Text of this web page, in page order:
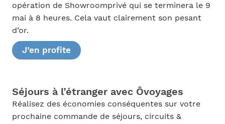
opération de Showroomprivé qui se terminera le 9
mai à 8 heures. Cela vaut clairement son pesant
d’or.
J’en profite
Séjours à l’étranger avec Ôvoyages
Réalisez des économies conséquentes sur votre
prochaine commande de séjours, circuits &